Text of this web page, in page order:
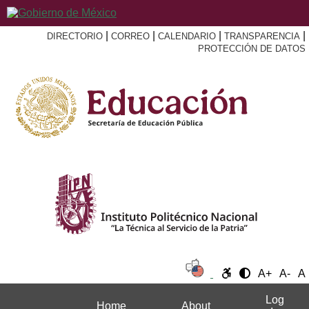
DIRECTORIO CORREO CALENDARIO TRANSPARENCIA
PROTECCIÓN DE DATOS
A+ A- A
Home About
Log